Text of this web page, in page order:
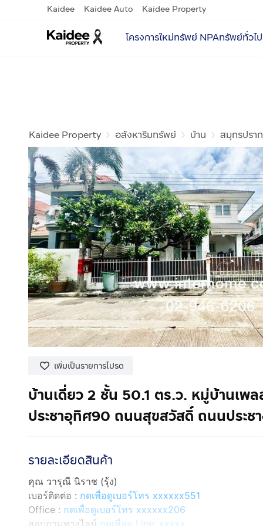
Kaidee Kaidee Auto Kaidee Property
โครงการใหม่ทรัพย์ NPAทรัพย์ทั่วไป
Kaidee Property อสังหาริมทรัพย์ บ้าน สมุทรปรา
เพิ่มเป็นรายการโปรด
บ้านเดี่ยว 2 ชั้น 50.1 ตร.ว. หมู่บ้านเพ
ประชาอุทิศ90 ถนนสุขสวัสดิ์ ถนนประช
รายละเอียดสินค้า
คุณ วารุณี นิราช (รุ้ง)
เบอร์ติดต่อ : กดเพื่อดูเบอร์โทร xxxxxx551
Office : กดเพื่อดูเบอร์โทร xxxxxx206
สอบถามทางไลน์ กดเพื่อดู Line: xxxxx